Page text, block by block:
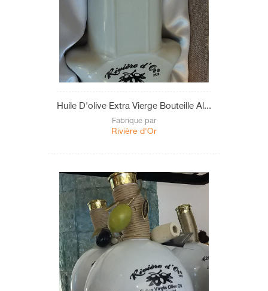
Huile D'olive Extra Vierge Bouteille Al...
Fabriqué par
Rivière d'Or